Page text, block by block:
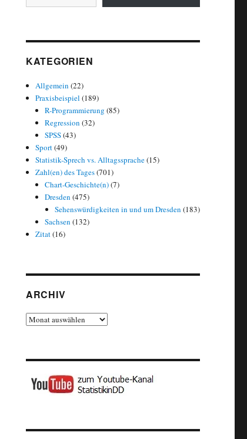
KATEGORIEN
Allgemein (22)
Praxisbeispiel (189)
R-Programmierung (85)
Regression (32)
SPSS(43)
Sport(49)
Statistik-Sprech vs. Alltagssprache(15)
Zahl(en) des Tages(701)
Chart-Geschichte(n)(7)
Dresden (475)
Sehenswürdigkeiten in und um Dresden (183)
Sachsen (132)
Zitat(16)
ARCHIV
Archiv